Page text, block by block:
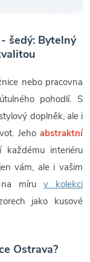
šedý: Bytelný
nebo pracovna
pohodlí. S
doplněk, ale i
Jeho abstraktní
každému interiéru
vám, ale i vašim
na míru v kolekci
jako kusové
Ostrava?